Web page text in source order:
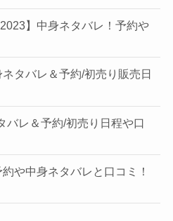
】中身ネタバレ！予約や
タバレ＆予約/初売り販売日
バレ＆予約/初売り日程や口
や中身ネタバレと口コミ！